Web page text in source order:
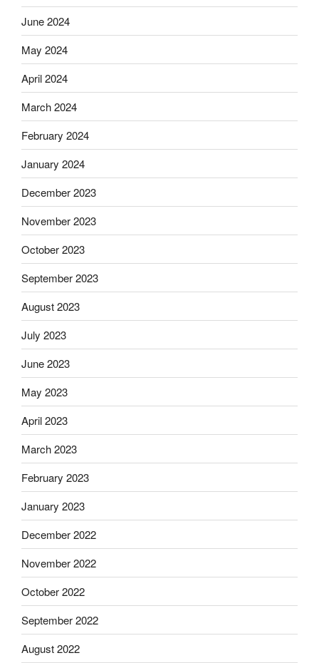
June 2024
May 2024
April 2024
March 2024
February 2024
January 2024
December 2023
November 2023
October 2023
September 2023
August 2023
July 2023
June 2023
May 2023
April 2023
March 2023
February 2023
January 2023
December 2022
November 2022
October 2022
September 2022
August 2022